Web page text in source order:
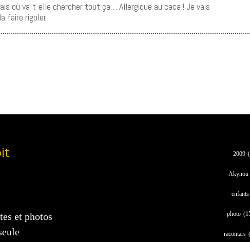
où va-t-elle chercher tout ça… Allergique au caca ! Je vais
faire rigoler.
et photos
2009
Akynou
enfants
photo
racontars